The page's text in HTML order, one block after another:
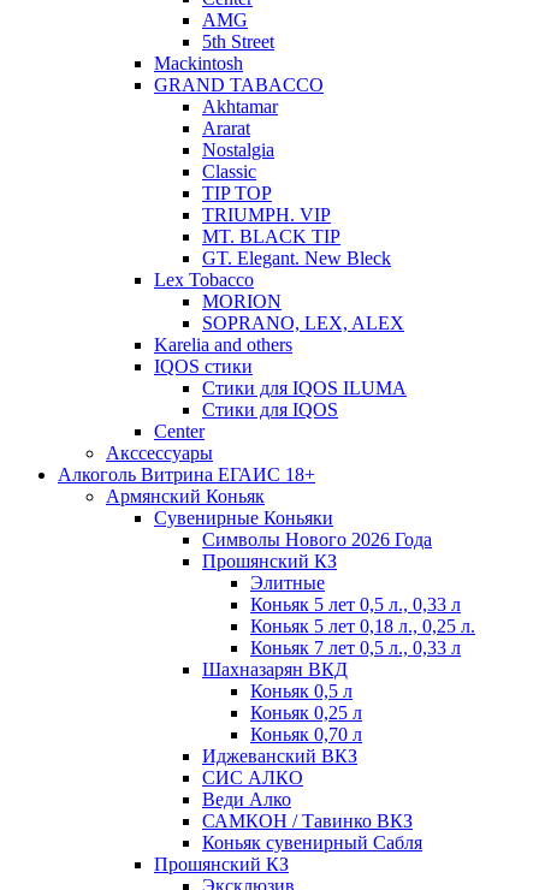
AMG
5th Street
Mackintosh
GRAND TABACCO
Akhtamar
Ararat
Nostalgia
Classic
TIP TOP
TRIUMPH. VIP
MT. BLACK TIP
GT. Elegant. New Bleck
Lex Tobacco
MORION
SOPRANO, LEX, ALEX
Karelia and others
IQOS стики
Стики для IQOS ILUMA
Стики для IQOS
Сenter
Акссессуары
Алкоголь Витрина ЕГАИС 18+
Армянский Коньяк
Сувенирные Коньяки
Символы Нового 2026 Года
Прошянский КЗ
Элитные
Коньяк 5 лет 0,5 л., 0,33 л
Коньяк 5 лет 0,18 л., 0,25 л.
Коньяк 7 лет 0,5 л., 0,33 л
Шахназарян ВКД
Коньяк 0,5 л
Коньяк 0,25 л
Коньяк 0,70 л
Иджеванский ВКЗ
СИС АЛКО
Веди Алко
САМКОН / Тавинко ВКЗ
Коньяк сувенирный Сабля
Прошянский КЗ
Эксклюзив